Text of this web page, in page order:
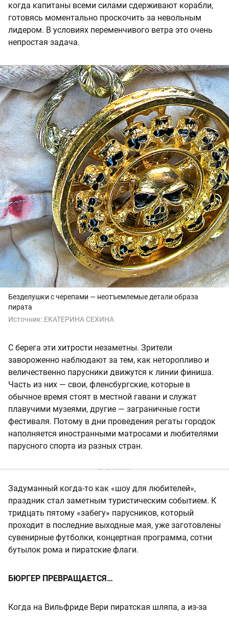
когда капитаны всеми силами сдерживают корабли,
готовясь моментально проскочить за невольным
лидером. В условиях переменчивого ветра это очень
непростая задача.
Безделушки с черепами — неотъемлемые детали образа
пирата
Источник: ЕКАТЕРИНА СЕХИНА
С берега эти хитрости незаметны. Зрители
завороженно наблюдают за тем, как неторопливо и
величественно парусники движутся к линии финиша.
Часть из них — свои, фленсбургские, которые в
обычное время стоят в местной гавани и служат
плавучими музеями, другие — заграничные гости
фестиваля. Потому в дни проведения регаты городок
наполняется иностранными матросами и любителями
парусного спорта из разных стран.
Задуманный когда-то как «шоу для любителей»,
праздник стал заметным туристическим событием. К
тридцать пятому «забегу» парусников, который
проходит в последние выходные мая, уже заготовлены
сувенирные футболки, концертная программа, сотни
бутылок рома и пиратские флаги.
БЮРГЕР ПРЕВРАЩАЕТСЯ…
Когда на Вильфриде Вери пиратская шляпа, а из-за